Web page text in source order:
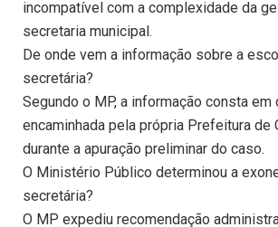
incompatível com a complexidade da
secretaria municipal.
De onde vem a informação sobre a
secretária?
Segundo o MP, a informação consta em
encaminhada pela própria Prefeitura de
durante a apuração preliminar do caso.
O Ministério Público determinou a
secretária?
O MP expediu recomendação